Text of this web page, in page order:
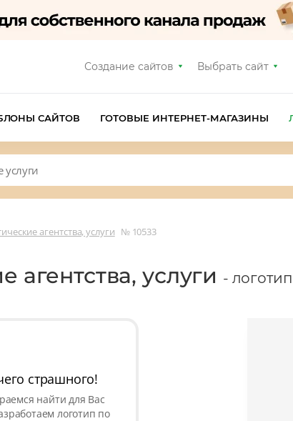
Создание сайтов Выбрать сайт
САЙТОВ ГОТОВЫЕ ИНТЕРНЕТ-МАГАЗИНЫ
агентства, услуги № 10533
агентства, услуги -
страшного!
найти для Вас
логотип по